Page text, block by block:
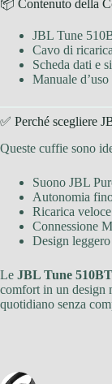
📦 Contenuto della
JBL Tune
Cavo di
Scheda dati e
Manuale d’uso
✅ Perché scegliere
Queste cuffie sono
Suono JBL
Autonomia
Ricarica
Connessione
Design
Le JBL Tune 510BT
comfort in un design
quotidiano senza